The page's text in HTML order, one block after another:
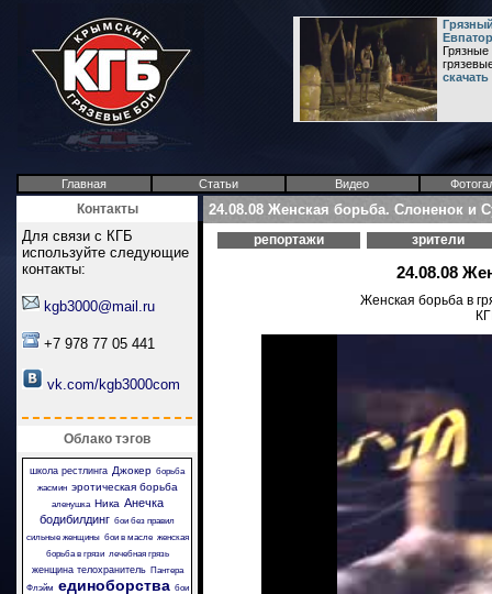
Главная Статьи Видео
Контакты
Для связи с КГБ
используйте следующие
контакты:
kgb3000@mail.ru
+7 978 77 05 441
vk.com/kgb3000com
Облако тэгов
школа рестлинга Джокер борьба
жасмин эротическая борьба
аленушка Ника Анечка
бодибилдинг бои без правил
сильные женщины бои в масле женская
борьба в грязи лечебная грязь
женщина телохранитель
Пантера
Флэйм единоборства бои
24.08.08 Женская борьба. Слоненок и
репортажи зрители
24.08.08
Женская борьба в